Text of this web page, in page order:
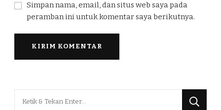
Simpan nama, email, dan situs web saya pada
peramban ini untuk komentar saya berikutnya.